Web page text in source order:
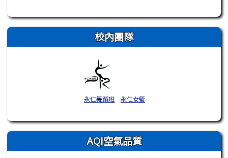
校內團隊
永仁舞蹈班 永仁女籃
AQI空氣品質